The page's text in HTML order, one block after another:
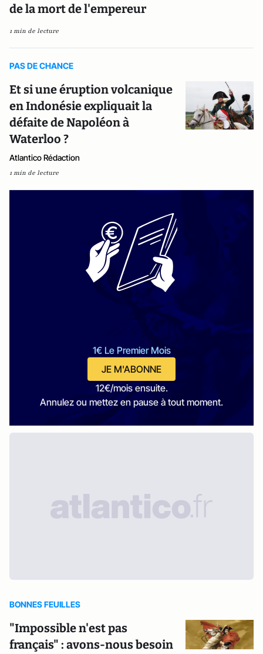
de la mort de l'empereur
1 min de lecture
PAS DE CHANCE
Et si une éruption volcanique
en Indonésie expliquait la
défaite de Napoléon à
Waterloo ?
Atlantico Rédaction
1 min de lecture
1€ Le Premier Mois
JE M'ABONNE
12€/mois ensuite.
Annulez ou mettez en pause à tout moment.
BONNES FEUILLES
"Impossible n'est pas
français" : avons-nous besoin